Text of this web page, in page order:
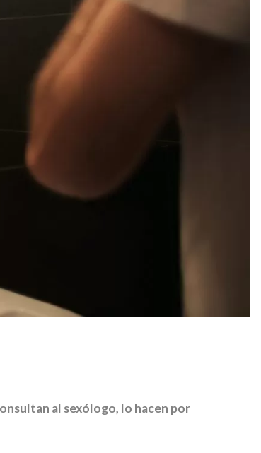
al sexólogo, lo hacen por